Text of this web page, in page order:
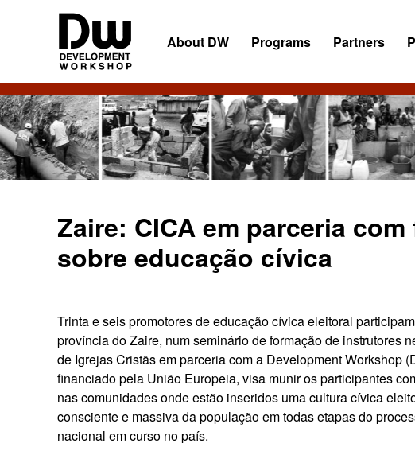
DW
Angola
Development
Workshop
Angola
About DW Programs Partners
Zaire: CICA em parceria
sobre educação cívica
Trinta e seis promotores de educação cívica eleitoral
província do Zaire, num seminário de formação de instrutores
de Igrejas Cristãs em parceria com a Development Workshop
financiado pela União Europeia, visa munir os participantes
nas comunidades onde estão inseridos uma cultura cívica
consciente e massiva da população em todas etapas do
nacional em curso no país.